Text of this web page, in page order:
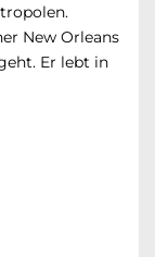
New Orleans
Er lebt in